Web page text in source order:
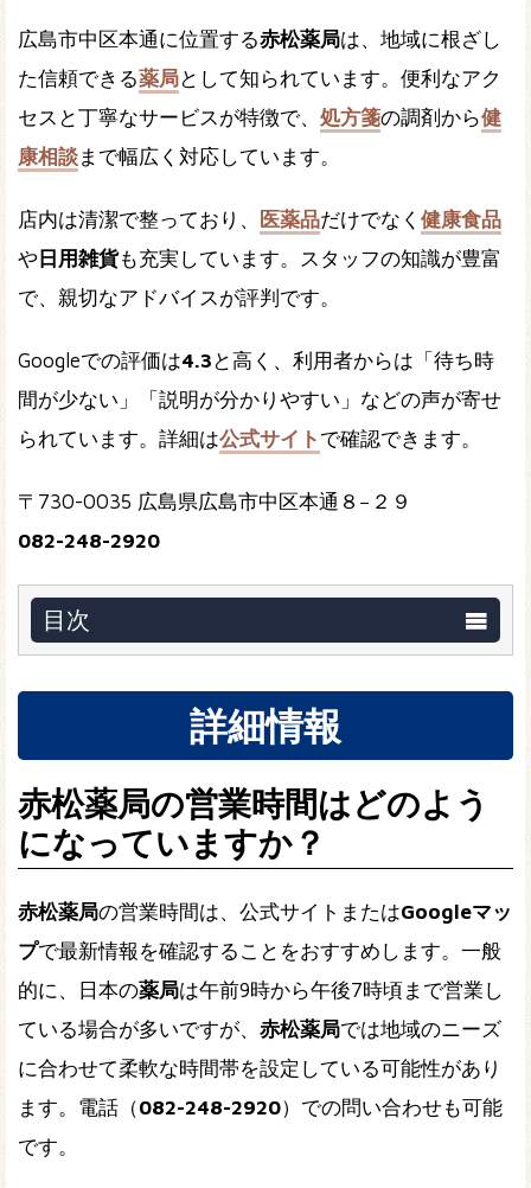
広島市中区本通に位置する赤松薬局は、地域に根ざし
た信頼できる薬局として知られています。便利なアク
セスと丁寧なサービスが特徴で、 処方箋の調剤から健
康相談まで幅広く対応しています。
店内は清潔で整っており、 医薬品だけでなく 健康食品
や日用雑貨も充実しています。スタッフの知識が豊富
で、親切なアドバイスが評判です。
Googleでの評価は4.3 と高く、利用者からは「待ち時
間が少ない」「説明が分かりやすい」などの声が寄せ
られています。詳細は公式サイト で確認できます。
〒730-0035 広島県広島市中区本通８−２９
082-248-2920
目次
詳細情報
赤松薬局の営業時間はどのよう
になっていますか？
赤松薬局の営業時間は、公式サイトまたはGoogleマッ
プで最新情報を確認することをおすすめします。一般
的に、日本の薬局は午前9時から午後7時頃まで営業し
ている場合が多いですが、 赤松薬局では地域のニーズ
に合わせて柔軟な時間帯を設定している可能性があり
ます。電話（082-248-2920）での問い合わせも可能
です。